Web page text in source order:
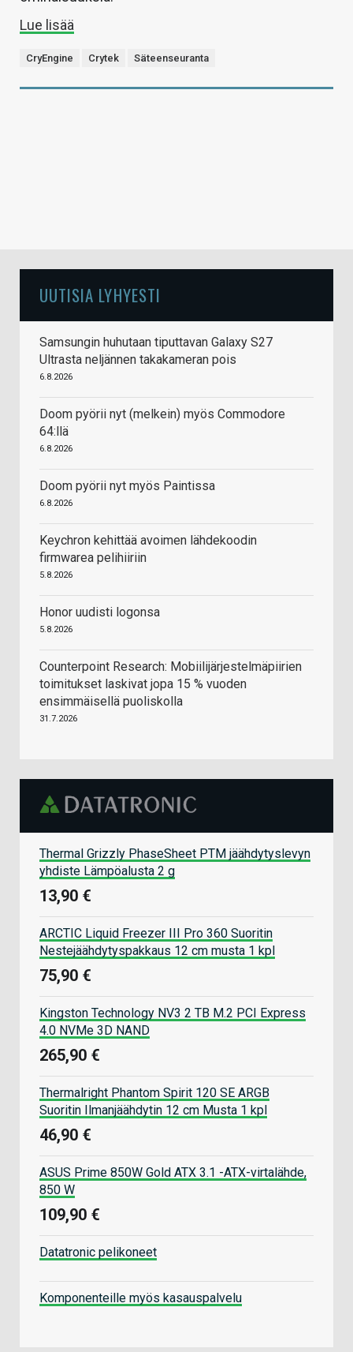
Lue lisää
CryEngine Crytek Säteenseuranta
UUTISIA LYHYESTI
Samsungin huhutaan tiputtavan Galaxy S27
Ultrasta neljännen takakameran pois
6.8.2026
Doom pyörii nyt (melkein) myös Commodore
64:llä
6.8.2026
Doom pyörii nyt myös Paintissa
6.8.2026
Keychron kehittää avoimen lähdekoodin
firmwarea pelihiiriin
5.8.2026
Honor uudisti logonsa
5.8.2026
Counterpoint Research: Mobiilijärjestelmäpiirien
toimitukset laskivat jopa 15 % vuoden
ensimmäisellä puoliskolla
31.7.2026
Thermal Grizzly PhaseSheet PTM jäähdytyslevyn
yhdiste Lämpöalusta 2 g
13,90 €
ARCTIC Liquid Freezer III Pro 360 Suoritin
Nestejäähdytyspakkaus 12 cm musta 1 kpl
75,90 €
Kingston Technology NV3 2 TB M.2 PCI Express
4.0 NVMe 3D NAND
265,90 €
Thermalright Phantom Spirit 120 SE ARGB
Suoritin Ilmanjäähdytin 12 cm Musta 1 kpl
46,90 €
ASUS Prime 850W Gold ATX 3.1 -ATX-virtalähde,
850 W
109,90 €
Datatronic pelikoneet
Komponenteille myös kasauspalvelu